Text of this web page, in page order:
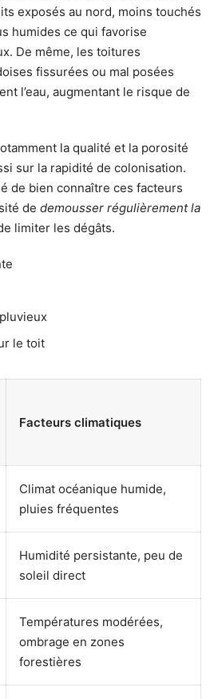
exposés au nord, moins touchés
humides ce qui favorise
De même, les toitures
fissurées ou mal posées
l’eau, augmentant le risque de
la qualité et la porosité
sur la rapidité de colonisation.
de bien connaître ces facteurs
de demousser régulièrement la
limiter les dégâts.
le toit
Facteurs climatiques
Climat océanique humide,
pluies fréquentes
Humidité persistante, peu de
soleil direct
Températures modérées,
ombrage en zones
forestières